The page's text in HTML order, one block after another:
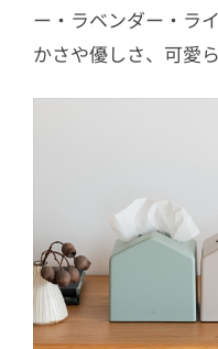
ー‧ラベンダー‧ラ
かさや優しさ、可愛